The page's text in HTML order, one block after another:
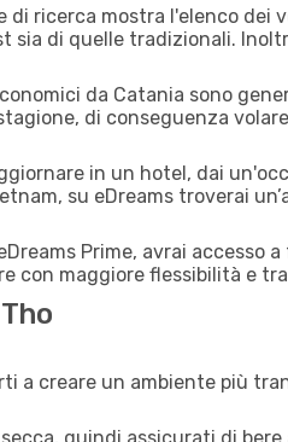
ricerca mostra l'elenco dei
di quelle tradizionali.
da Catania sono
di conseguenza
in un hotel, dai
su eDreams troverai
Prime, avrai accesso
con maggiore flessibilità e
a creare un ambiente più